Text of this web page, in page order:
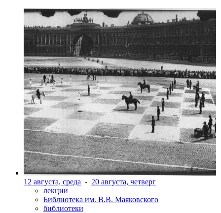
12 августа, среда - 20 августа, четверг
лекции
Библиотека им. В.В. Маяковского
библиотеки